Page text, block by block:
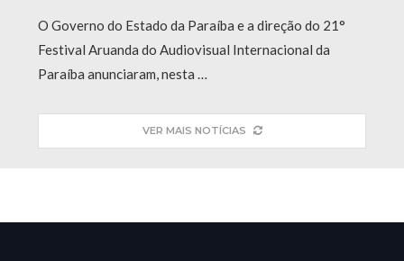
O Governo do Estado da Paraíba e a direção do 21°
Festival Aruanda do Audiovisual Internacional da
Paraíba anunciaram, nesta …
VER MAIS NOTÍCIAS